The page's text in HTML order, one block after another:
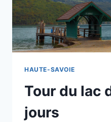
HAUTE-SAVOIE
Tour du lac
jours